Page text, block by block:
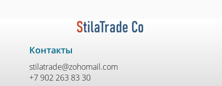
Контакты
stilatrade@zohomail.com
+7 902 263 83 30